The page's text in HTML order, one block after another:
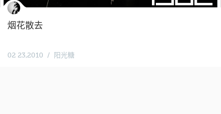
烟花散去
02 23,2010 阳光糖